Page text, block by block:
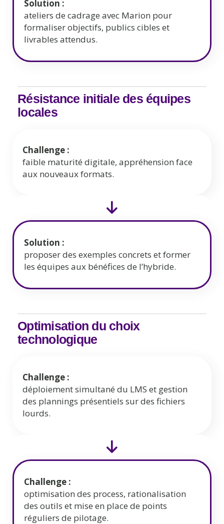
Solution :
ateliers de cadrage avec Marion pour
formaliser objectifs, publics cibles et
livrables attendus.
Résistance initiale des équipes
locales
Challenge :
faible maturité digitale, appréhension face
aux nouveaux formats.
Solution :
proposer des exemples concrets et former
les équipes aux bénéfices de l’hybride.
Optimisation du choix
technologique
Challenge :
déploiement simultané du LMS et gestion
des plannings présentiels sur des fichiers
lourds.
Challenge :
optimisation des process, rationalisation
des outils et mise en place de points
réguliers de pilotage.